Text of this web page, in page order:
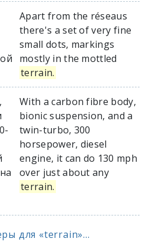
Apart from the réseaus
there's a set of very fine
small dots, markings
mostly in the mottled
terrain.
With a carbon fibre body,
bionic suspension, and a
twin-turbo, 300
horsepower, diesel
engine, it can do 130 mph
over just about any
terrain.
для «terrain»...